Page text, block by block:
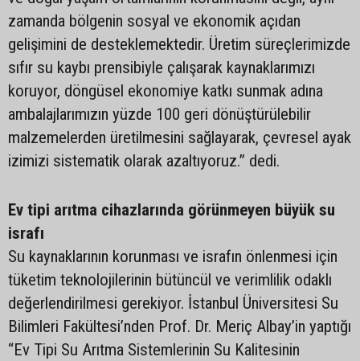
zamanda bölgenin sosyal ve ekonomik açıdan
gelişimini de desteklemektedir. Üretim süreçlerimizde
sıfır su kaybı prensibiyle çalışarak kaynaklarımızı
koruyor, döngüsel ekonomiye katkı sunmak adına
ambalajlarımızın yüzde 100 geri dönüştürülebilir
malzemelerden üretilmesini sağlayarak, çevresel ayak
izimizi sistematik olarak azaltıyoruz.” dedi.
Ev tipi arıtma cihazlarında görünmeyen büyük su
israfı
Su kaynaklarının korunması ve israfın önlenmesi için
tüketim teknolojilerinin bütüncül ve verimlilik odaklı
değerlendirilmesi gerekiyor. İstanbul Üniversitesi Su
Bilimleri Fakültesi’nden Prof. Dr. Meriç Albay’in yaptığı
“Ev Tipi Su Arıtma Sistemlerinin Su Kalitesinin